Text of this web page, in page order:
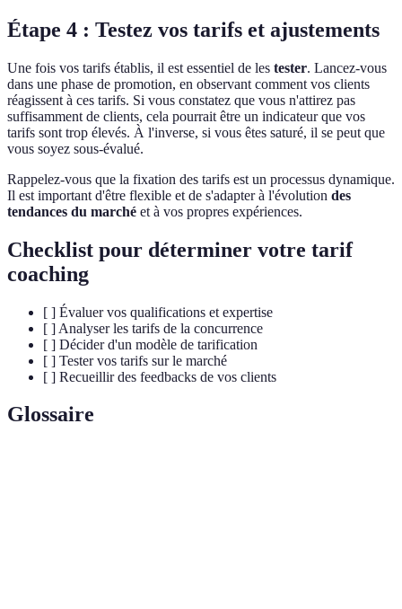
Étape 4 : Testez vos tarifs et ajustements
Une fois vos tarifs établis, il est essentiel de les tester. Lancez-vous
dans une phase de promotion, en observant comment vos clients
réagissent à ces tarifs. Si vous constatez que vous n'attirez pas
suffisamment de clients, cela pourrait être un indicateur que vos
tarifs sont trop élevés. À l'inverse, si vous êtes saturé, il se peut que
vous soyez sous-évalué.
Rappelez-vous que la fixation des tarifs est un processus dynamique.
Il est important d'être flexible et de s'adapter à l'évolution des
tendances du marché et à vos propres expériences.
Checklist pour déterminer votre tarif
coaching
[ ] Évaluer vos qualifications et expertise
[ ] Analyser les tarifs de la concurrence
[ ] Décider d'un modèle de tarification
[ ] Tester vos tarifs sur le marché
[ ] Recueillir des feedbacks de vos clients
Glossaire